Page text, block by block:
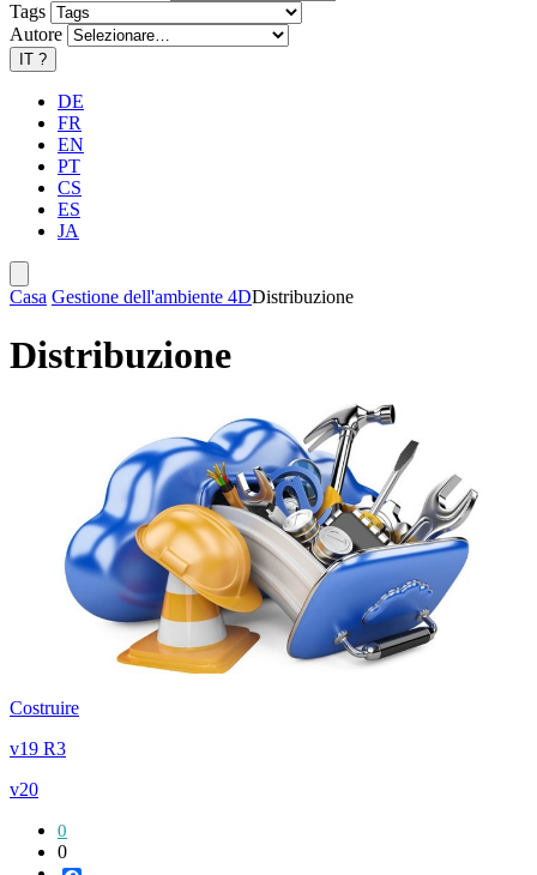
Tags
Autore
IT ?
DE
FR
EN
PT
CS
ES
JA
Casa Gestione dell'ambiente 4DDistribuzione
Distribuzione
Costruire
v19 R3
v20
0
0